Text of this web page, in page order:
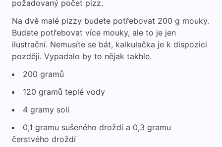
požadovaný počet pizz.
Na dvě malé pizzy budete potřebovat 200 g mouky.
Budete potřebovat více mouky, ale to je jen
ilustrační. Nemusíte se bát, kalkulačka je k dispozici
později. Vypadalo by to nějak takhle.
200 gramů
120 gramů teplé vody
4 gramy soli
0,1 gramu sušeného droždí a 0,3 gramu
čerstvého droždí